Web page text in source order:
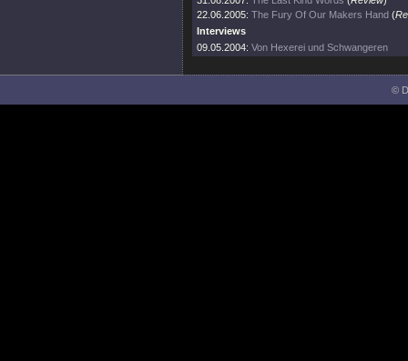
22.06.2005: The Fury Of Our Makers Hand (
Interviews
09.05.2004: Von Hexerei und Schwangeren
©